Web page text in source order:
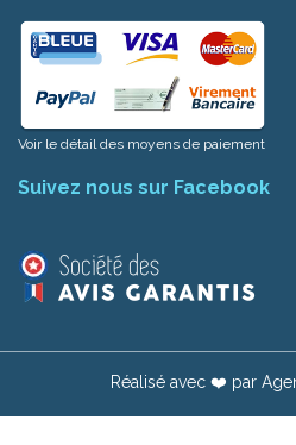
Voir le détail des moyens de paiement
Suivez nous sur Facebook
Réalisé avec ❤️ par